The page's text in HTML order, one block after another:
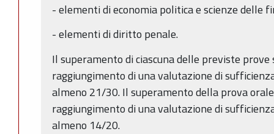
- elementi di economia politica e scienze delle
- elementi di diritto penale.
Il superamento di ciascuna delle previste
raggiungimento di una valutazione di
almeno 21/30. Il superamento della prova
raggiungimento di una valutazione di
almeno 14/20.